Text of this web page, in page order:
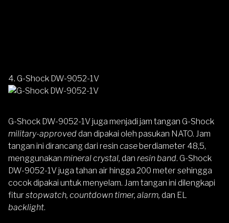
4. G-Shock DW-9052-1V
G-Shock DW-9052-1Vjuga menjadi jam tangan G-Shock
military-approveddan dipakai oleh pasukan NATO. Jam
tangan ini dirancang dari resin caseberdiameter 48,5,
menggunakan mineral crystal, dan resin band. G-Shock
DW-9052-1V juga tahan air hingga 200 meter sehingga
cocok dipakai untuk menyelam. Jam tangan ini dilengkapi
fitur stopwatch, countdown timer, alarm, dan EL
backlight.